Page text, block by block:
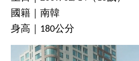
國籍｜南韓
身高｜180公分